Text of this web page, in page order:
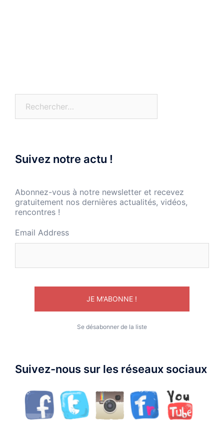
Suivez notre actu !
Abonnez-vous à notre newsletter et recevez
gratuitement nos dernières actualités, vidéos,
rencontres !
Email Address
Se désabonner de la liste
Suivez-nous sur les réseaux sociaux